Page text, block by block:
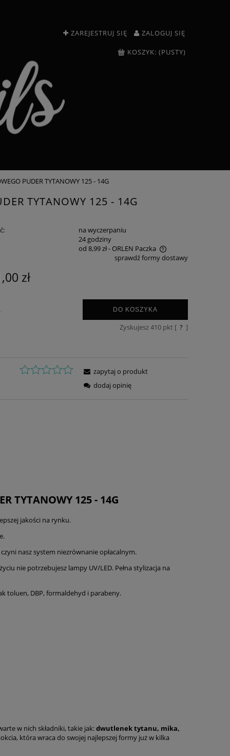
ZAREJESTRUJ SIĘ ZALOGUJ SIĘ
KOSZYK: (PUSTY)
PUDER TYTANOWY 125 - 14G
TYTANOWY 125 - 14G
na wyczerpaniu
24 godziny
od 8,99 zł- ORLEN Paczka
Cena nie zawiera ewentualnych kosztów
płatności
sprawdź formy dostawy
zł
DO KOSZYKA
Zyskujesz410pkt [ ? ]
zapytaj o produkt
dodaj opinię
TYTANOWY 125 - 14G
jakości na rynku.
czyni nasz system niezrównanie opłacalnym.
nie potrzebujesz lampy UV/LED. Pełna stylizacja na
toluen, DBP, formaldehyd i parabeny.
w nich składniki, takie jak:dwutlenek tytanu, mika,
która wraca do swojej najlepszej formy już w kilka